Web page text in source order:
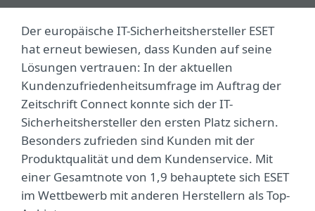
Der europäische IT-Sicherheitshersteller ESET
hat erneut bewiesen, dass Kunden auf seine
Lösungen vertrauen: In der aktuellen
Kundenzufriedenheitsumfrage im Auftrag der
Zeitschrift Connect konnte sich der IT-
Sicherheitshersteller den ersten Platz sichern.
Besonders zufrieden sind Kunden mit der
Produktqualität und dem Kundenservice. Mit
einer Gesamtnote von 1,9 behauptete sich ESET
im Wettbewerb mit anderen Herstellern als Top-